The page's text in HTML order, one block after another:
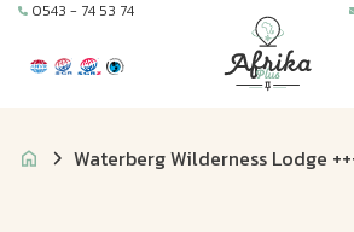
0543 - 74 53 74
Waterberg Wilderness Lodge